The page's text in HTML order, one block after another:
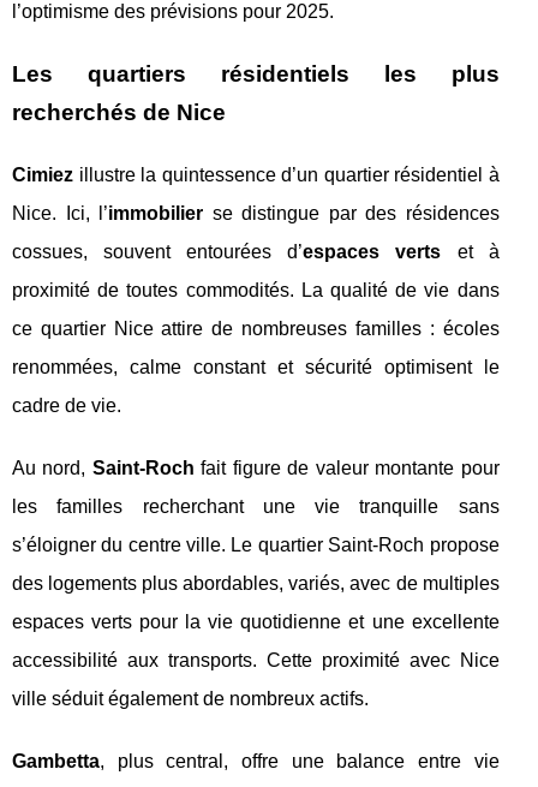
l’optimisme des prévisions pour 2025.
Les quartiers résidentiels les plus
recherchés de Nice
Cimiez illustre la quintessence d’un quartier résidentiel à
Nice. Ici, l’immobilier se distingue par des résidences
cossues, souvent entourées d’espaces verts et à
proximité de toutes commodités. La qualité de vie dans
ce quartier Nice attire de nombreuses familles : écoles
renommées, calme constant et sécurité optimisent le
cadre de vie.
Au nord, Saint-Roch fait figure de valeur montante pour
les familles recherchant une vie tranquille sans
s’éloigner du centre ville. Le quartier Saint-Roch propose
des logements plus abordables, variés, avec de multiples
espaces verts pour la vie quotidienne et une excellente
accessibilité aux transports. Cette proximité avec Nice
ville séduit également de nombreux actifs.
Gambetta, plus central, offre une balance entre vie